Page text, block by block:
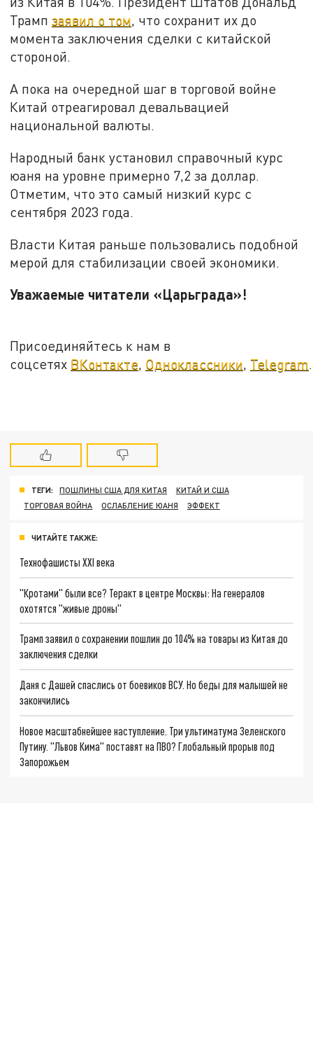
Трампзаявил о том, что сохранит их до
момента заключения сделки с китайской
стороной.
А пока на очередной шаг в торговой войне
Китай отреагировал девальвацией
национальной валюты.
Народный банк установил справочный курс
юаня на уровне примерно 7,2 за доллар.
Отметим, что это самый низкий курс с
сентября 2023 года.
Власти Китая раньше пользовались подобной
мерой для стабилизации своей экономики.
Уважаемые читатели «Царьграда»!
Присоединяйтесь к нам в
соцсетях ВКонтакте, Одноклассники, Telegram.
ТЕГИ: ПОШЛИНЫ США ДЛЯ КИТАЯ
КИТАЙ И США
ТОРГОВАЯ ВОЙНА
ОСЛАБЛЕНИЕ ЮАНЯ ЭФФЕКТ
ЧИТАЙТЕ ТАКЖЕ:
Технофашисты XXI века
"Кротами" были все? Теракт в центре Москвы: На генералов
охотятся "живые дроны"
Трамп заявил о сохранении пошлин до 104% на товары из Китая до
заключения сделки
Даня с Дашей спаслись от боевиков ВСУ. Но беды для малышей не
закончились
Новое масштабнейшее наступление. Три ультиматума Зеленского
Путину. "Львов Кима" поставят на ПВО? Глобальный прорыв под
Запорожьем